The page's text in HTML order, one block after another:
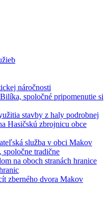
náročnosti
spoločné pripomenutie si
stavby z haly podrobnej
Hasičskú zbrojnicu obce
služba v obci Makov
spoločne tradične
na oboch stranách hranice
zberného dvora Makov